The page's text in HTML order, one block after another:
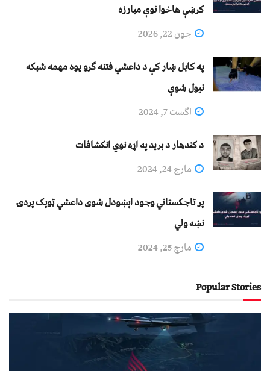
کرښې هاخوا نوې مبارزه
جون 22, 2026
په کابل ښار کې د داعشي فتنه ګرو يوه مهمه شبکه
نيول شوې
اگست 7, 2024
د کندهار د برید په اړه نوي انکشافات
مارچ 24, 2024
پر تاجکستاني وجود اېښودل شوی داعشي ټوپک پردۍ
نښه ولي
مارچ 25, 2024
Popular Stories